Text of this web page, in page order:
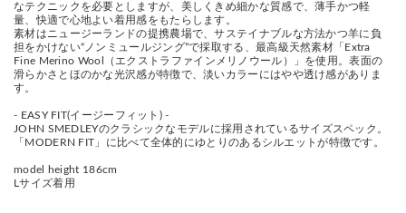
なテクニックを必要としますが、美しくきめ細かな質感で、薄手かつ軽
量、快適で心地よい着用感をもたらします。
素材はニュージーランドの提携農場で、サステイナブルな方法かつ羊に負
担をかけない“ノンミュールジング”で採取する、最高級天然素材「Extra
Fine Merino Wool（エクストラファインメリノウール）」を使用。表面の
滑らかさとほのかな光沢感が特徴で、淡いカラーにはやや透け感がありま
す。
- EASY FIT(イージーフィット) -
JOHN SMEDLEYのクラシックなモデルに採用されているサイズスペック。
「MODERN FIT」に比べて全体的にゆとりのあるシルエットが特徴です。
model height 186cm
Lサイズ着用